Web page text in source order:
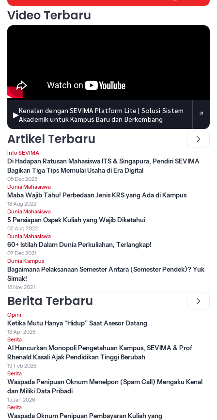
Video Terbaru
▶Kenalan dengan SEVIMA Platform Lite | Solusi Sistem
Akademik untuk Kampus Baru dan Berkembang
Artikel Terbaru
Info SEVIMA
Di Hadapan Ratusan Mahasiswa ITS & Singapura, Pendiri SEVIMA
Bagikan Tiga Tips Memulai Usaha di Era Digital
05 Dec 2023
Dunia Mahasiswa
Maba Wajib Tahu! Perbedaan Jenis KRS yang Ada di Kampus
18 Aug 2022
Dunia Mahasiswa
5 Persiapan Ospek Kuliah yang Wajib Diketahui
02 Aug 2022
Dunia Mahasiswa
60+ Istilah Dalam Dunia Perkuliahan, Terlangkap!
07 Dec 2021
Dunia Kampus
Bagaimana Pelaksanaan Semester Antara (Semester Pendek)? Yuk
Simak!
18 Nov 2021
Berita Terbaru
Opini
Ketika Mutu Hanya “Hidup” Saat Asesor Datang
13 Apr 2026
Berita
AI Hancurkan Monopoli Pengetahuan Kampus, SEVIMA & Prof
Rhenald Kasali Ajak Pendidikan Tinggi Berubah
19 Feb 2026
Berita
Waspada Penipuan Oknum Menelpon (Spam Call) Mengaku Kenal
dan Miliki Data Pribadi
15 Jan 2026
Berita
Waspada Oknum Penipuan Pembayaran Kuliah yang